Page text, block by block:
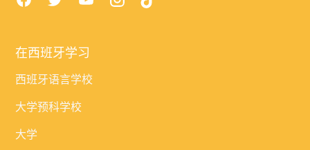
在西班牙学习
西班牙语言学校
大学预科学校
大学